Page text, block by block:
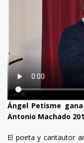
Ángel Petisme
Antonio Machado
El poeta y cantautor